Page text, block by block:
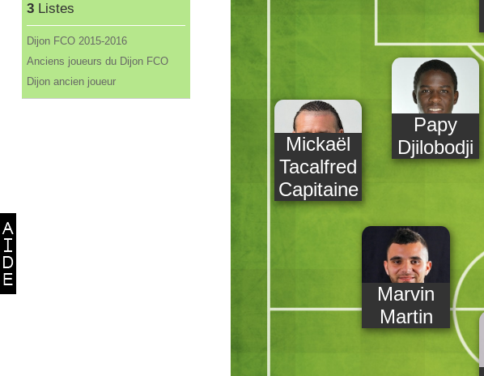
3 Listes
Dijon FCO 2015-2016
Anciens joueurs du Dijon FCO
Dijon ancien joueur
Mickaël
Tacalfred
Capitaine
Papy
Djilobodji
Marvin
Martin